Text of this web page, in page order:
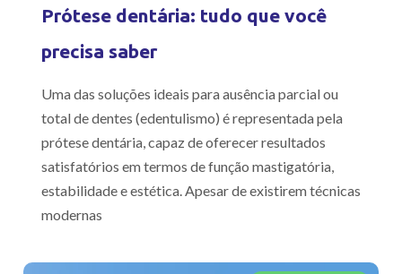
Prótese dentária: tudo que você
precisa saber
Uma das soluções ideais para ausência parcial ou
total de dentes (edentulismo) é representada pela
prótese dentária, capaz de oferecer resultados
satisfatórios em termos de função mastigatória,
estabilidade e estética. Apesar de existirem técnicas
modernas